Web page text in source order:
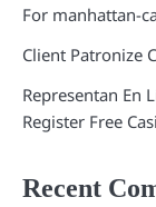
For manhattan-
Client Patronize
Representan En
Register Free
Recent